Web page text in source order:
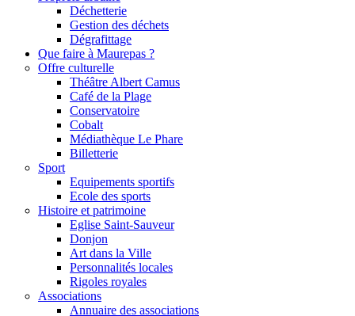
Déchetterie
Gestion des déchets
Dégrafittage
Que faire à Maurepas ?
Offre culturelle
Théâtre Albert Camus
Café de la Plage
Conservatoire
Cobalt
Médiathèque Le Phare
Billetterie
Sport
Equipements sportifs
Ecole des sports
Histoire et patrimoine
Eglise Saint-Sauveur
Donjon
Art dans la Ville
Personnalités locales
Rigoles royales
Associations
Annuaire des associations